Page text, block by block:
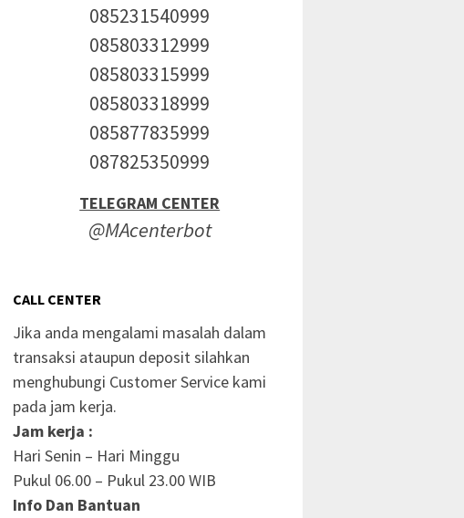
085231540999
085803312999
085803315999
085803318999
085877835999
087825350999
TELEGRAM CENTER
@MAcenterbot
CALL CENTER
Jika anda mengalami masalah dalam
transaksi ataupun deposit silahkan
menghubungi Customer Service kami
pada jam kerja.
Jam kerja :
Hari Senin – Hari Minggu
Pukul 06.00 – Pukul 23.00 WIB
Info Dan Bantuan